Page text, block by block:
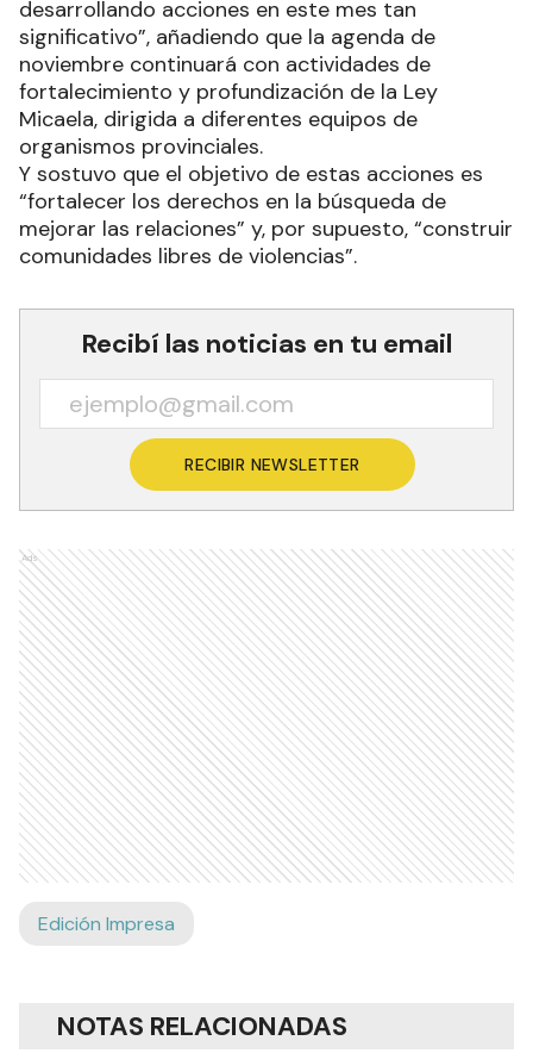
desarrollando acciones en este mes tan
significativo”, añadiendo que la agenda de
noviembre continuará con actividades de
fortalecimiento y profundización de la Ley
Micaela, dirigida a diferentes equipos de
organismos provinciales.
Y sostuvo que el objetivo de estas acciones es
“fortalecer los derechos en la búsqueda de
mejorar las relaciones” y, por supuesto, “construir
comunidades libres de violencias”.
Recibí las noticias en tu email
RECIBIR NEWSLETTER
Ads
Edición Impresa
NOTAS RELACIONADAS